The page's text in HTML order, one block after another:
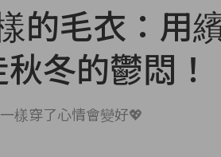
的毛衣：用
冬的鬱悶！
樣穿了心情會變好💖